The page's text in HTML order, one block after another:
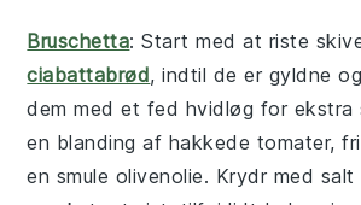
Bruschetta: Start med at riste
ciabattabrød, indtil de er gyldne
dem med et fed hvidløg for ekstra
en blanding af hakkede tomater,
en smule olivenolie. Krydr med salt